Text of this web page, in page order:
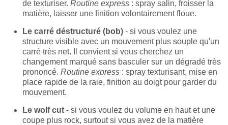
de texturiser. Routine express : spray salin, froisser la
matière, laisser une finition volontairement floue.
Le carré déstructuré (bob) - si vous voulez une
structure visible avec un mouvement plus souple qu'un
carré très net. Il convient si vous cherchez un
changement marqué sans basculer sur un dégradé très
prononcé. Routine express : spray texturisant, mise en
place rapide de la raie, finition au doigt pour garder du
mouvement.
Le wolf cut - si vous voulez du volume en haut et une
coupe plus rock, surtout si vous avez de la matière